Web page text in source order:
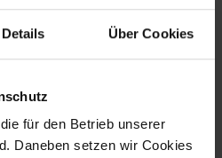
Details Über Cookies
für den Betrieb unserer
Daneben setzen wir Cookies
möchtest – mit wenigen
persönliche
Nächte und entspannte